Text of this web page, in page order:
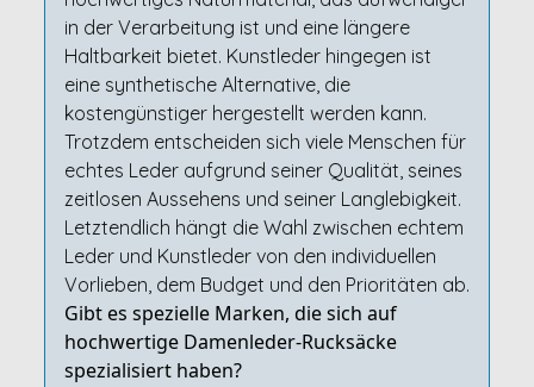
in der Verarbeitung ist und eine längere
Haltbarkeit bietet. Kunstleder hingegen ist
eine synthetische Alternative, die
kostengünstiger hergestellt werden kann.
Trotzdem entscheiden sich viele Menschen für
echtes Leder aufgrund seiner Qualität, seines
zeitlosen Aussehens und seiner Langlebigkeit.
Letztendlich hängt die Wahl zwischen echtem
Leder und Kunstleder von den individuellen
Vorlieben, dem Budget und den Prioritäten ab.
Gibt es spezielle Marken, die sich auf
hochwertige Damenleder-Rucksäcke
spezialisiert haben?